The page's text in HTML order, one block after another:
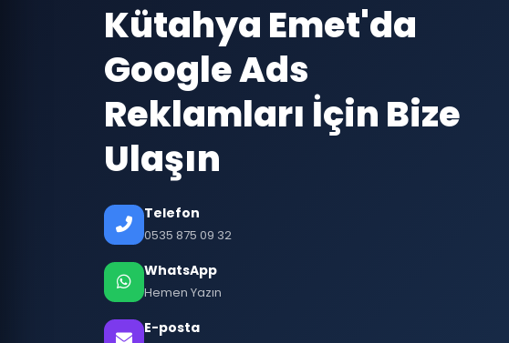
Kütahya Emet'da
Google Ads
Reklamları İçin Bize
Ulaşın
Telefon
0535 875 09 32
WhatsApp
Hemen Yazın
E-posta